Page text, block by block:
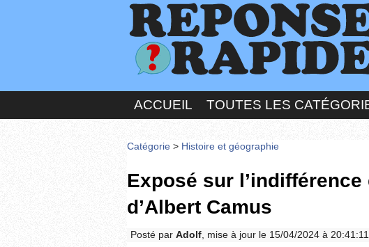
ACCUEIL TOUTES LES
Catégorie > Histoire et géographie
Exposé sur l’indifférence
d’Albert Camus
Posté par Adolf , mise à jour le 15/04/2024 à 20:41:11